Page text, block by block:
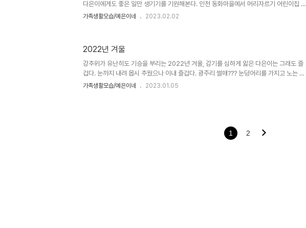
다은이에게도 좋은 일만 생기기를 기원해본다. 인천 동화마을에서 머리자르기 어린이집 세
배 실습 설놀이 --- 투호, 줄다리기 한복이 잘 어울리나요? 말갈냥이 다은이의 여러 모습듷
가족생활모습/예은이네 2023.02.02
2022년 겨울
강추위가 유난히도 기승을 부리는 2022년 겨울, 감기를 심하게 앓은 다은이는 그래도 즐
겁다. 눈까지 내려 몹시 추웠으나 이내 즐겁다. 광주리 썰매??? 눈덩어리를 가지고 노는 것
도 재미있어요. 2023년 토끼해를 맞아 때때옷 입고 세배할래요.
가족생활모습/예은이네 2023.01.05
1 2